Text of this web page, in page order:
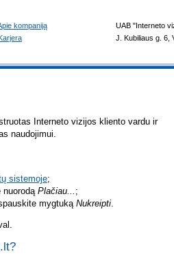
Interneto vizijos kliento vardu ir
naudojimui.
sistemoje;
nuorodąPlačiau... ;
mygtuką Nukreipti.